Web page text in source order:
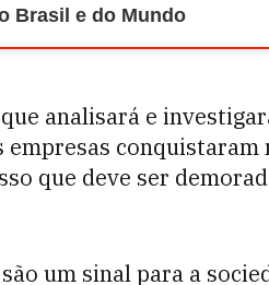
Brasil e do Mundo
analisará e
empresas
que deve ser
um sinal para a